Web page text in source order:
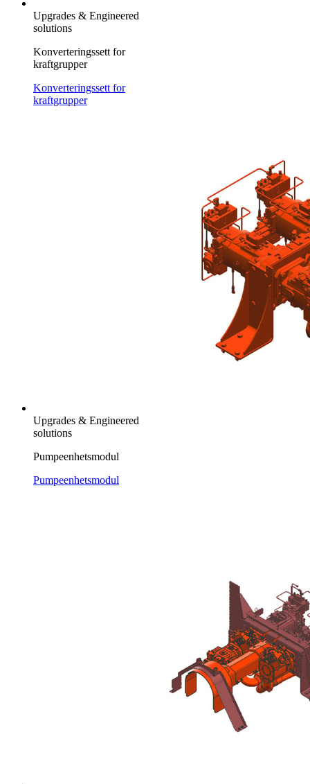
Upgrades & Engineered
solutions
Konverteringssett for
kraftgrupper
Konverteringssett for
kraftgrupper
Upgrades & Engineered
solutions
Pumpeenhetsmodul
Pumpeenhetsmodul